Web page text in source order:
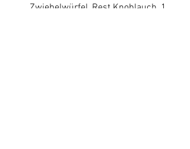
Zwiebelwürfel, Rest Knoblauch, 1